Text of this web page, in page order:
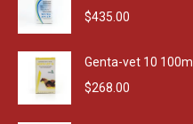
$435.00
Genta-vet 10 100ml
$268.00